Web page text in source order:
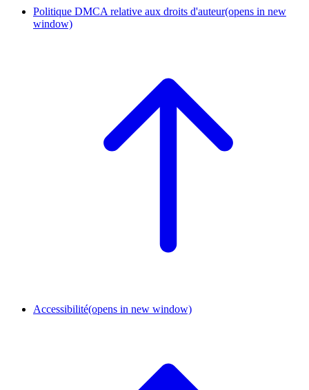
Politique DMCA relative aux droits d'auteur(opens in new
window)
Accessibilité(opens in new window)